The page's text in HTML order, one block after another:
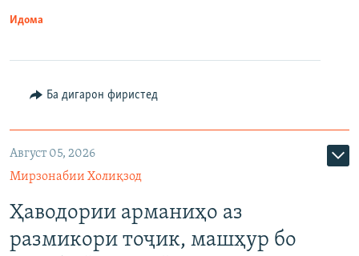
Идома
Ба дигарон фиристед
Август 05, 2026
Мирзонабии Холиқзод
Ҳаводории арманиҳо аз
размикори тоҷик, машҳур бо